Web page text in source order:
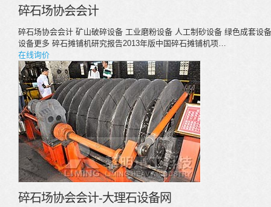
碎石场协会会计
碎石场协会会计 矿山破碎设备 工业磨粉设备 人工制砂设备 绿色成套设
设备更多 碎石摊铺机研究报告2013年版中国碎石摊铺机项…
在线询价
碎石场协会会计-大理石设备网